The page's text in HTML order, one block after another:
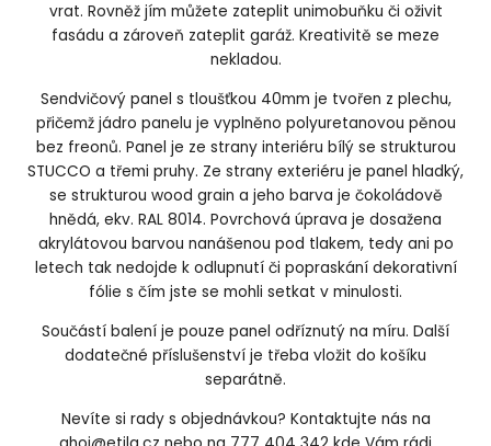
vrat. Rovněž jím můžete zateplit unimobuňku či oživit
fasádu a zároveň zateplit garáž. Kreativitě se meze
nekladou.
Sendvičový panel s tloušťkou 40mm je tvořen z plechu,
přičemž jádro panelu je vyplněno polyuretanovou pěnou
bez freonů. Panel je ze strany interiéru bílý se strukturou
STUCCO a třemi pruhy. Ze strany exteriéru je panel hladký,
se strukturou wood grain a jeho barva je čokoládově
hnědá, ekv. RAL 8014. Povrchová úprava je dosažena
akrylátovou barvou nanášenou pod tlakem, tedy ani po
letech tak nedojde k odlupnutí či popraskání dekorativní
fólie s čím jste se mohli setkat v minulosti.
Součástí balení je pouze panel odříznutý na míru. Další
dodatečné příslušenství je třeba vložit do košíku
separátně.
Nevíte si rady s objednávkou? Kontaktujte nás na